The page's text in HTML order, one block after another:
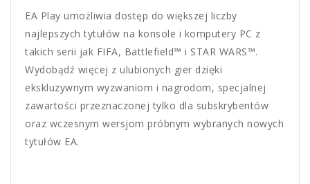
EA Play umożliwia dostęp do większej liczby
najlepszych tytułów na konsole i komputery PC z
takich serii jak FIFA, Battlefield™ i STAR WARS™.
Wydobądź więcej z ulubionych gier dzięki
ekskluzywnym wyzwaniom i nagrodom, specjalnej
zawartości przeznaczonej tylko dla subskrybentów
oraz wczesnym wersjom próbnym wybranych nowych
tytułów EA.